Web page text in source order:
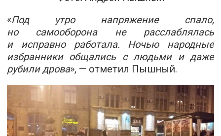
«Под утро напряжение спало,
но самооборона не расслаблялась
и исправно работала. Ночью народные
избранники общались с людьми и даже
рубили дрова», — отметил Пышный.